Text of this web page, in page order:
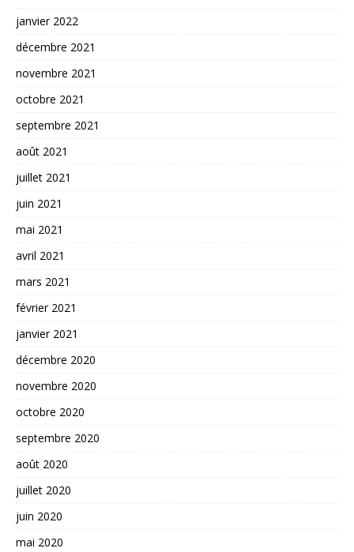
janvier 2022
décembre 2021
novembre 2021
octobre 2021
septembre 2021
août 2021
juillet 2021
juin 2021
mai 2021
avril 2021
mars 2021
février 2021
janvier 2021
décembre 2020
novembre 2020
octobre 2020
septembre 2020
août 2020
juillet 2020
juin 2020
mai 2020